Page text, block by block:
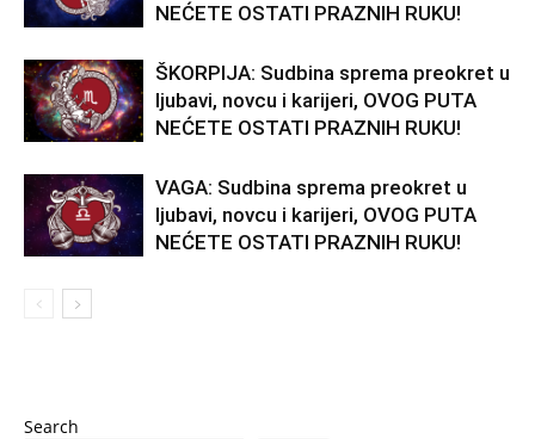
NEĆETE OSTATI PRAZNIH RUKU!
ŠKORPIJA: Sudbina sprema preokret u
ljubavi, novcu i karijeri, OVOG PUTA
NEĆETE OSTATI PRAZNIH RUKU!
VAGA: Sudbina sprema preokret u
ljubavi, novcu i karijeri, OVOG PUTA
NEĆETE OSTATI PRAZNIH RUKU!
Search